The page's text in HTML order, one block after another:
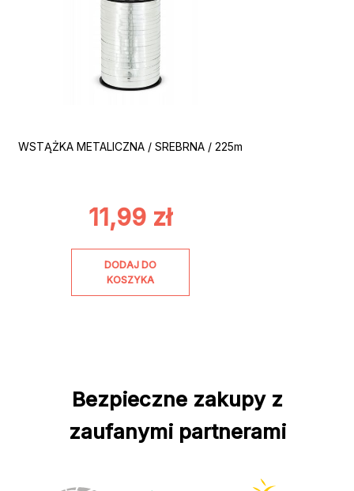
WSTĄŻKA METALICZNA / SREBRNA / 225m
11,99 zł
DODAJ DO
KOSZYKA
Bezpieczne zakupy z
zaufanymi partnerami